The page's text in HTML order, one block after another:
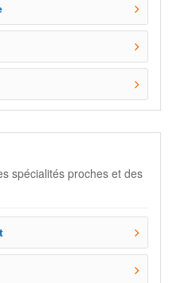
spécialités proches et des